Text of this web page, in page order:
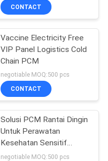
CONTACT
Vaccine Electricity Free
VIP Panel Logistics Cold
Chain PCM
negotiable MOQ:500 pcs
CONTACT
Solusi PCM Rantai Dingin
Untuk Perawatan
Kesehatan Sensitif
Mengganti Es Dan Es
negotiable MOQ:500 pcs